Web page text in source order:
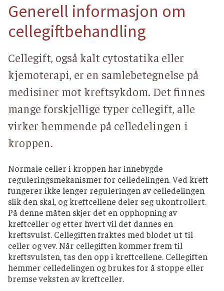
Generell informasjon om
cellegiftbehandling
Cellegift, også kalt cytostatika eller
kjemoterapi, er en samlebetegnelse på
medisiner mot kreftsykdom. Det finnes
mange forskjellige typer cellegift, alle
virker hemmende på celledelingen i
kroppen.
Normale celler i kroppen har innebygde
reguleringsmekanismer for celledelingen. Ved kreft
fungerer ikke lenger reguleringen av celledelingen
slik den skal, og kreftcellene deler seg ukontrollert.
På denne måten skjer det en opphopning av
kreftceller og etter hvert vil det dannes en
kreftsvulst. Cellegiften fraktes med blodet ut til
celler og vev. Når cellegiften kommer frem til
kreftsvulsten, tas den opp i kreftcellene. Cellegiften
hemmer celledelingen og brukes for å stoppe eller
bremse veksten av kreftceller.